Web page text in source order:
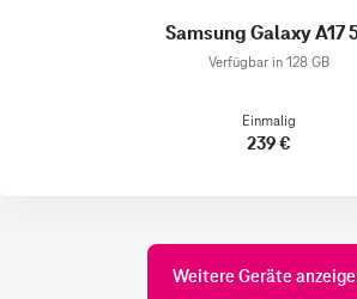
Samsung Galaxy A17
Verfügbar in 128 GB
Einmalig
239 €
Weitere Geräte